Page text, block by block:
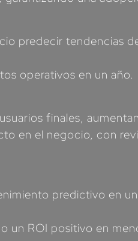
predecir tendencias
operativos en un año.
finales,
en el negocio, con
predictivo en
un ROI positivo en